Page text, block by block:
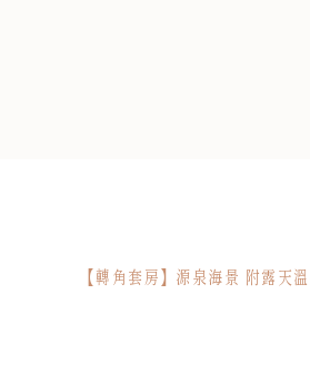
【轉角套房】源泉海景 附露天